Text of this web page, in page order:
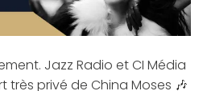
Jazz Radio et CI Média
privé de China Moses 🎶